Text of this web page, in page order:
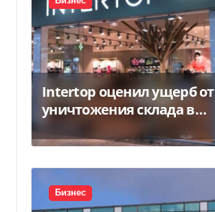
Intertop оценил ущерб от
уничтожения склада в
450 млн грн
Бизнес